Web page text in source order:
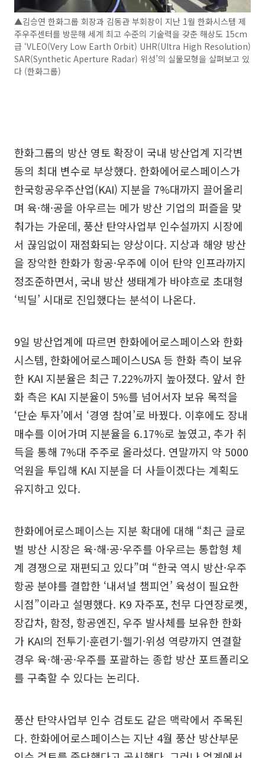
▲김승연 한화그룹 회장과 김동관 부회장이 지난 1월 한화시스템 제
주우주센터를 방문해 세계 최고 수준의 기술력을 갖춘 해상도 15cm
급 ‘VLEO(Very Low Earth Orbit) UHR(Ultra High Resolution)
SAR(Synthetic Aperture Radar) 위성’의 실물모형을 살펴보고 있
다 (한화그룹)
한화그룹의 방산 영토 확장이 국내 방산업계 지각변
동의 최대 변수로 부상했다. 한화에어로스페이스가
한국항공우주산업(KAI) 지분을 7%대까지 끌어올리
며 육·해·공을 아우르는 메가 방산 기업의 퍼즐을 맞
춰가는 가운데, 풍산 탄약사업부 인수설까지 시장에
서 끊임없이 재점화되는 양상이다. 지상과 해양 방산
을 장악한 한화가 항공·우주에 이어 탄약 인프라까지
정조준하면서, 국내 방산 생태계가 바야흐로 초대형
‘빅딜’ 시대로 진입했다는 분석이 나온다.
9일 방산업계에 따르면 한화에어로스페이스와 한화
시스템, 한화에어로스페이스USA 등 한화 측이 보유
한 KAI 지분율은 최근 7.22%까지 높아졌다. 앞서 한
화 측은 KAI 지분율이 5%를 넘어서자 보유 목적을
‘단순 투자’에서 ‘경영 참여’로 바꿨다. 이후에도 장내
매수를 이어가며 지분율을 6.17%로 높였고, 추가 취
득을 통해 7%대 주주로 올라섰다. 연말까지 약 5000
억원을 투입해 KAI 지분을 더 사들이겠다는 계획도
유지하고 있다.
한화에어로스페이스는 지분 확대에 대해 “최근 글로
벌 방산 시장은 육·해·공·우주를 아우르는 통합형 체
계 경쟁으로 재편되고 있다”며 “한국 역시 방산·우주
항공 분야를 결합한 ‘내셔널 챔피언’ 육성이 필요한
시점”이라고 설명했다. K9 자주포, 천무 다연장로켓,
장갑차, 함정, 항공엔진, 우주 발사체를 보유한 한화
가 KAI의 전투기·훈련기·헬기·위성 역량까지 연결할
경우 육·해·공·우주를 포괄하는 종합 방산 포트폴리오
를 구축할 수 있다는 논리다.
풍산 탄약사업부 인수 검토도 같은 맥락에서 주목된
다. 한화에어로스페이스는 지난 4월 풍산 방산부문